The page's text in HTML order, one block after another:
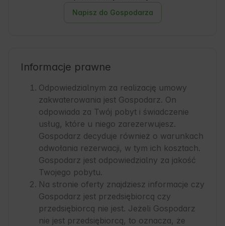
Napisz do Gospodarza
Informacje prawne
Odpowiedzialnym za realizację umowy
zakwaterowania jest Gospodarz. On
odpowiada za Twój pobyt i świadczenie
usług, które u niego zarezerwujesz.
Gospodarz decyduje również o warunkach
odwołania rezerwacji, w tym ich kosztach.
Gospodarz jest odpowiedzialny za jakość
Twojego pobytu.
Na stronie oferty znajdziesz informacje czy
Gospodarz jest przedsiębiorcą czy
przedsiębiorcą nie jest. Jeżeli Gospodarz
nie jest przedsiębiorcą, to oznacza, że